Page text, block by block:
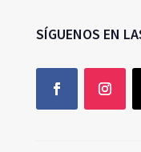
SÍGUENOS EN